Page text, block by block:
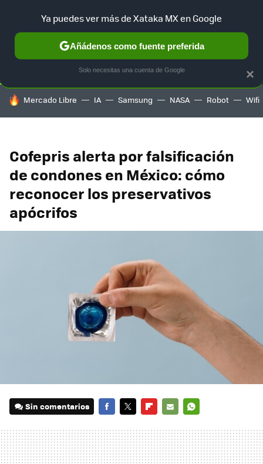
SELECCIÓN GAMING HOME AUTO TERRITORIO
HOY SE HABLA DE
Mercado Libre IA Samsung NASA Robot Wifi
Cofepris alerta por falsificación
de condones en México: cómo
reconocer los preservativos
apócrifos
Sin comentarios
MAIL
×
Ya puedes ver más de Xataka MX en Google
Añádenos como fuente preferida
Solo necesitas una cuenta de Google